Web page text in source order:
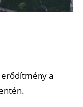
erődítmény a